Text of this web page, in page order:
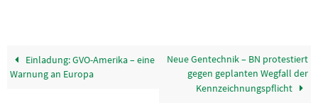
Einladung: GVO-Amerika – eine
Warnung an Europa
Neue Gentechnik – BN protestiert
gegen geplanten Wegfall der
Kennzeichnungspflicht